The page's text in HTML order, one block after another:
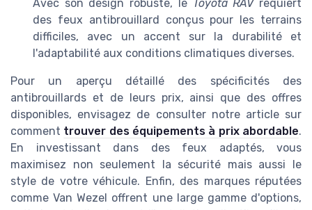
Avec son design robuste, le Toyota RAVrequiert
des feux antibrouillard conçus pour les terrains
difficiles, avec un accent sur la durabilité et
l'adaptabilité aux conditions climatiques diverses.
Pour un aperçu détaillé des spécificités des
antibrouillards et de leurs prix, ainsi que des offres
disponibles, envisagez de consulter notre article sur
comment trouver des équipements à prix abordable.
En investissant dans des feux adaptés, vous
maximisez non seulement la sécurité mais aussi le
style de votre véhicule. Enfin, des marques réputées
comme Van Wezel offrent une large gamme d'options,